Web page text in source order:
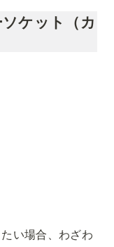
ケット（カ
い場合、わざわ